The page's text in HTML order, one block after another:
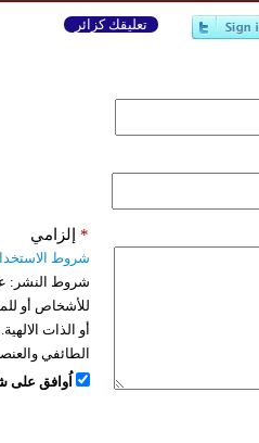
تعليقك كزائر
إلزامي *
شروط
شروط النشر:
للأشخاص أو
أو الذات
الطائفي
اُوافق على